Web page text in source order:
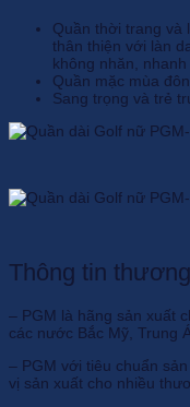
Quần thời trang và
thân thiện với làn
không nhăn, nhanh
Quần mặc mùa
Sang trọng và trẻ
Thông tin
– PGM là hãng sản xuất
các nước Bắc Mỹ, Trung
– PGM với tiêu chuẩn
vị sản xuất cho nhiều